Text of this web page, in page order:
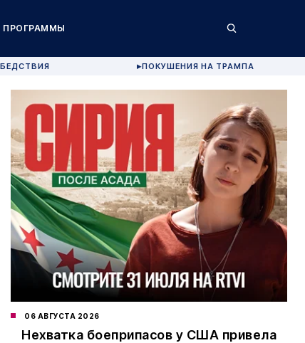
ПРОГРАММЫ
▶ПОКУШЕНИЯ НА ТРАМПА
06 АВГУСТА 2026
Нехватка боеприпасов у США привела